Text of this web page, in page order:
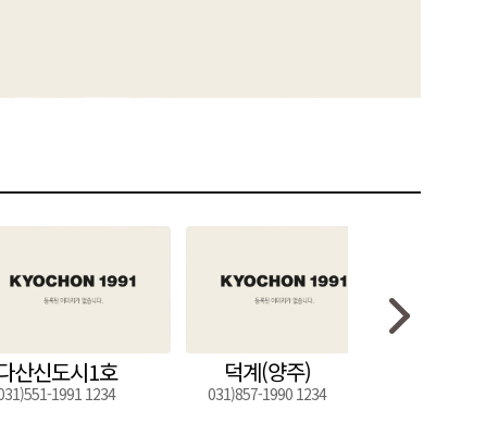
산신도시1호
1991 1234
덕계(양주)
031)857-1990 1234